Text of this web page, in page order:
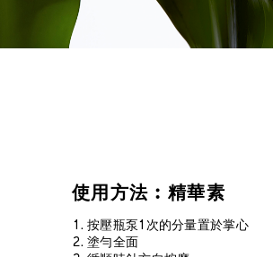
使用方法︰精華素
按壓瓶泵1次的分量置於掌心
塗勻全面